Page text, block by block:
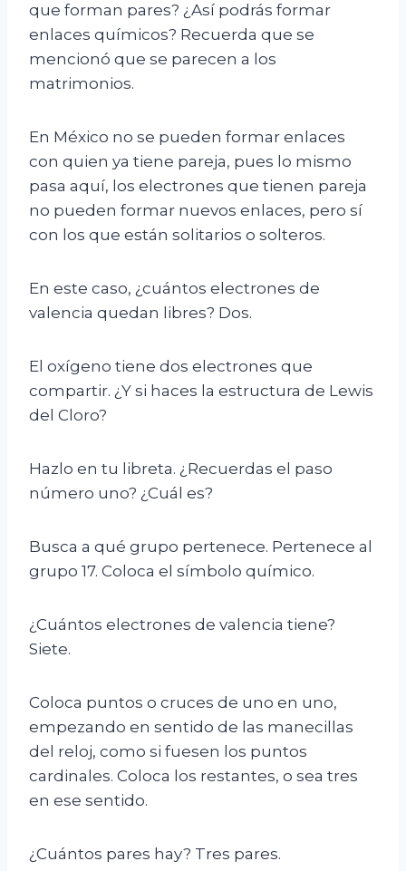
que forman pares? ¿Así podrás formar
enlaces químicos? Recuerda que se
mencionó que se parecen a los
matrimonios.
En México no se pueden formar enlaces
con quien ya tiene pareja, pues lo mismo
pasa aquí, los electrones que tienen pareja
no pueden formar nuevos enlaces, pero sí
con los que están solitarios o solteros.
En este caso, ¿cuántos electrones de
valencia quedan libres? Dos.
El oxígeno tiene dos electrones que
compartir. ¿Y si haces la estructura de Lewis
del Cloro?
Hazlo en tu libreta. ¿Recuerdas el paso
número uno? ¿Cuál es?
Busca a qué grupo pertenece. Pertenece al
grupo 17. Coloca el símbolo químico.
¿Cuántos electrones de valencia tiene?
Siete.
Coloca puntos o cruces de uno en uno,
empezando en sentido de las manecillas
del reloj, como si fuesen los puntos
cardinales. Coloca los restantes, o sea tres
en ese sentido.
¿Cuántos pares hay? Tres pares.